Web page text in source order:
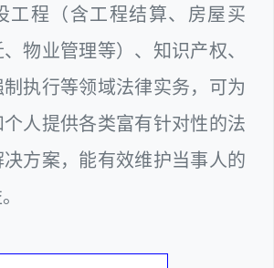
工程（含工程结算、房屋买
物业管理等）、知识产权、
执行等领域法律实务，可为
人提供各类富有针对性的法
方案，能有效维护当事人的